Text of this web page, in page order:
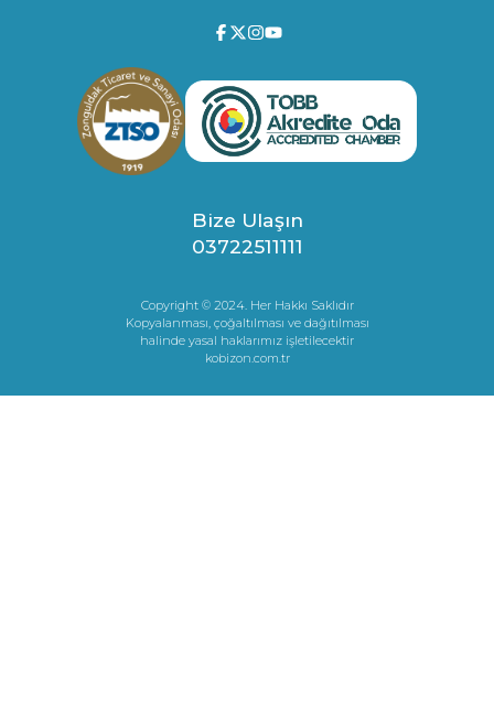
Bize Ulaşın
03722511111
Copyright © 2024. Her Hakkı Saklıdır
Kopyalanması, çoğaltılması ve dağıtılması
halinde yasal haklarımız işletilecektir
kobizon.com.tr